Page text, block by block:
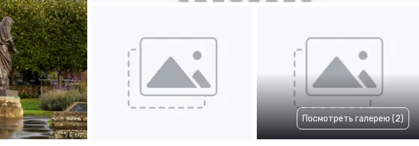
Посмотреть галерею (2)